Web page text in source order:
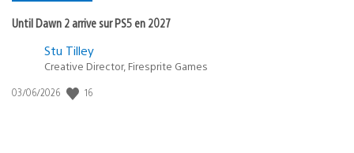
Until Dawn 2 arrive sur PS5 en 2027
Postée
:
Stu Tilley
Creative Director, Firesprite Games
Date
03/06/2026 16